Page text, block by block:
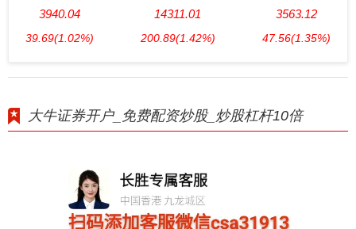
3940.04
39.69(1.02%)
14311.01
200.89(1.42%)
3563.12
47.56(1.35%)
大牛证券开户_免费配资炒股_炒股杠杆10倍